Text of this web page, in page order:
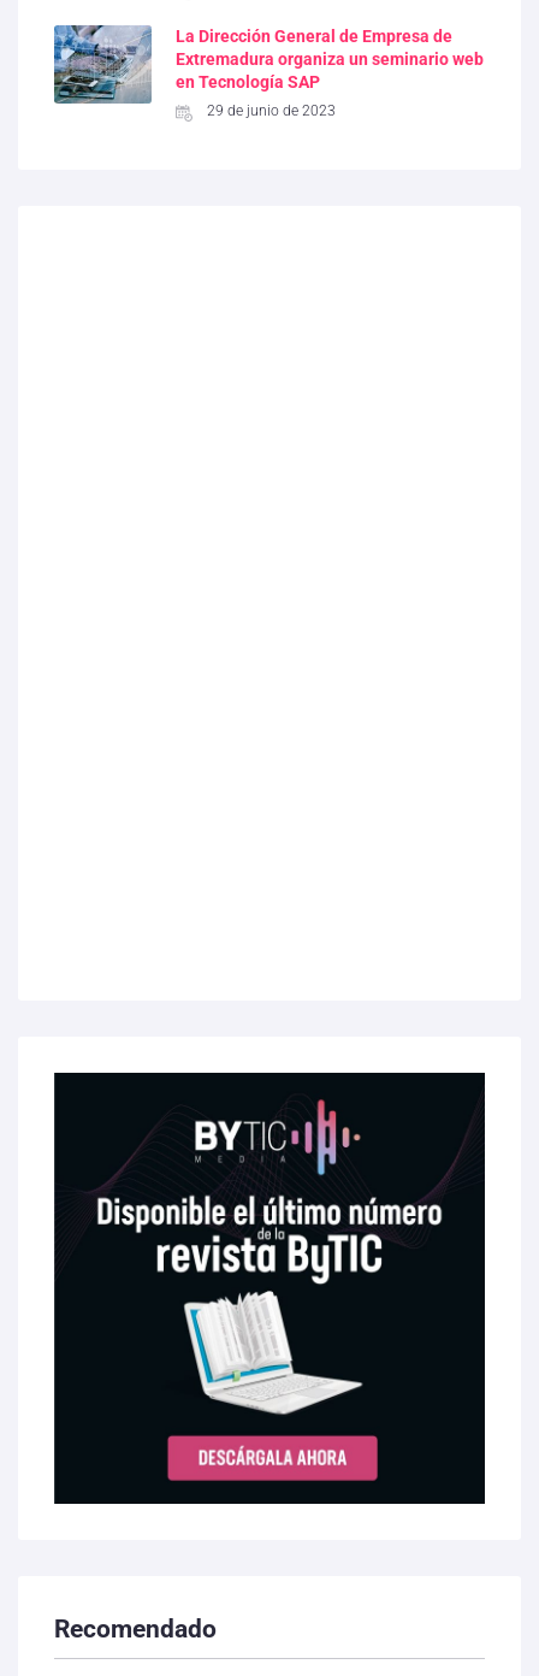
La Dirección General de Empresa de
Extremadura organiza un seminario web
en Tecnología SAP
29 de junio de 2023
Recomendado